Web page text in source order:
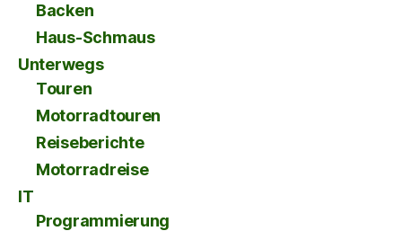
Backen
Haus-Schmaus
Unterwegs
Touren
Motorradtouren
Reiseberichte
Motorradreise
IT
Programmierung